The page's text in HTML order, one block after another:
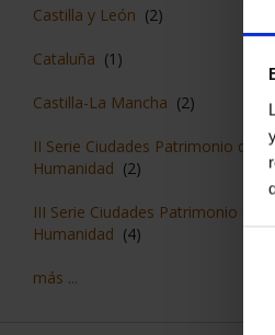
Castilla y León (2)
Cataluña (1)
Castilla-La Mancha (2)
II Serie Ciudades Patrimonio de la
Humanidad (2)
III Serie Ciudades Patrimonio de la
Humanidad (4)
más ...